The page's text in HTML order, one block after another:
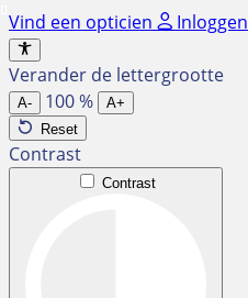
Ga
naar
de
inhoud
Vind een opticien Inloggen
Verander de lettergrootte
A- 100%
A+
Reset
Contrast
Contrast